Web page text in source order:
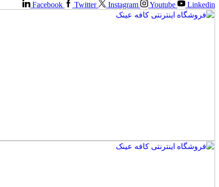
Facebook
Twitter Instagram Youtube Linkedin